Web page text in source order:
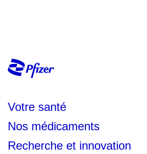
Votre santé
Nos médicaments
Recherche et innovation